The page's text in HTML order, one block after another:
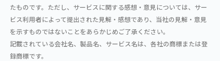
たものです。ただし、サービスに関する感想・意見については、サー
ビス利用者によって提出された見解・感想であり、当社の見解・意見
を示すものではないことをあらかじめご了承ください。
記載されている会社名、製品名、サービス名は、各社の商標または登
録商標です。